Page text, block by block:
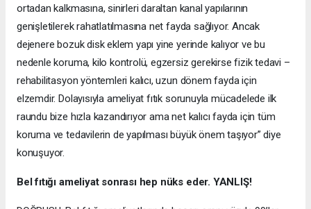
ortadan kalkmasına, sinirleri daraltan kanal yapılarının
genişletilerek rahatlatılmasına net fayda sağlıyor. Ancak
dejenere bozuk disk eklem yapı yine yerinde kalıyor ve bu
nedenle koruma, kilo kontrolü, egzersiz gerekirse fizik tedavi –
rehabilitasyon yöntemleri kalıcı, uzun dönem fayda için
elzemdir. Dolayısıyla ameliyat fıtık sorunuyla mücadelede ilk
raundu bize hızla kazandırıyor ama net kalıcı fayda için tüm
koruma ve tedavilerin de yapılması büyük önem taşıyor” diye
konuşuyor.
Bel fıtığı ameliyat sonrası hep nüks eder. YANLIŞ!